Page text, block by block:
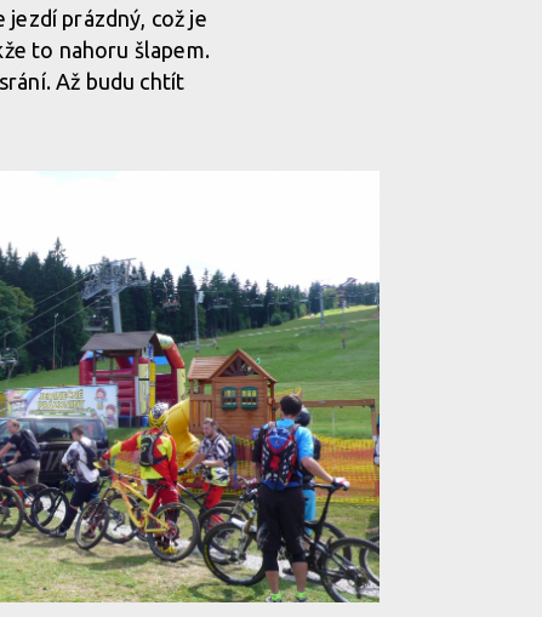
prázdný, což je
to nahoru šlapem.
Až budu chtít